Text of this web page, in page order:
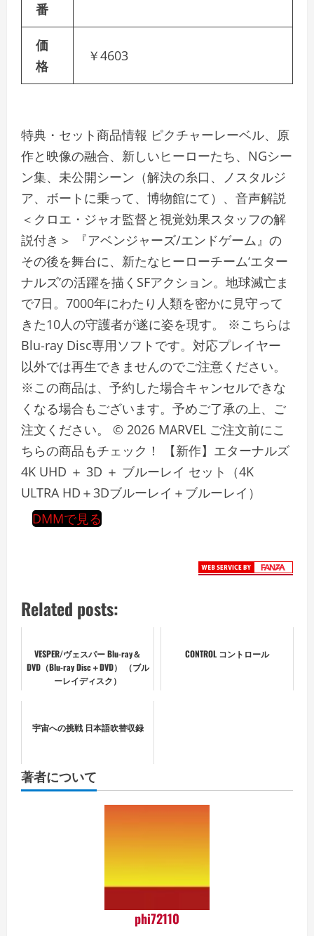
番
価
格
￥4603
特典・セット商品情報 ピクチャーレーベル、原
作と映像の融合、新しいヒーローたち、NGシー
ン集、未公開シーン（解決の糸口、ノスタルジ
ア、ボートに乗って、博物館にて）、音声解説
＜クロエ・ジャオ監督と視覚効果スタッフの解
説付き＞ 『アベンジャーズ/エンドゲーム』の
その後を舞台に、新たなヒーローチーム‘エター
ナルズ’の活躍を描くSFアクション。地球滅亡ま
で7日。7000年にわたり人類を密かに見守って
きた10人の守護者が遂に姿を現す。 ※こちらは
Blu-ray Disc専用ソフトです。対応プレイヤー
以外では再生できませんのでご注意ください。
※この商品は、予約した場合キャンセルできな
くなる場合もございます。予めご了承の上、ご
注文ください。 © 2026 MARVEL ご注文前にこ
ちらの商品もチェック！ 【新作】エターナルズ
4K UHD ＋ 3D ＋ ブルーレイ セット（4K
ULTRA HD＋3Dブルーレイ＋ブルーレイ）
DMMで見る
Related posts:
VESPER/ヴェスパー Blu-ray＆
DVD（Blu-ray Disc＋DVD） （ブル
ーレイディスク）
CONTROL コントロール
宇宙への挑戦 日本語吹替収録
著者について
phi72110